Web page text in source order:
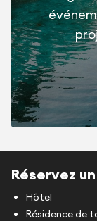
Réservez
Hôtel
Résidence de